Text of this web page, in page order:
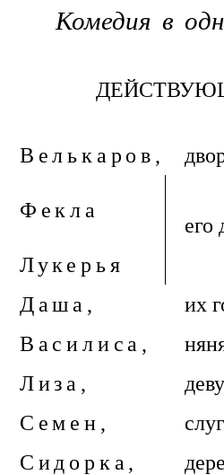
Комедия в
Велькаров,
Фекла
его
Лукерья
Даша,
их
Василиса,
Лиза,
Семен,
Сидорка,